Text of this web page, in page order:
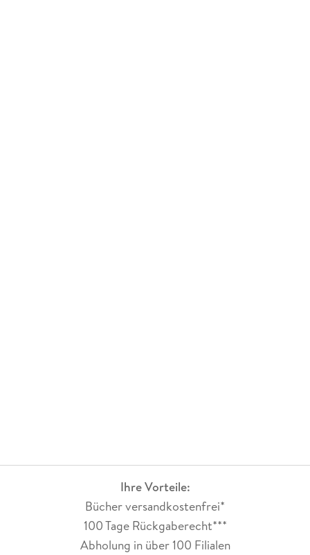
Ihre Vorteile:
Bücher versandkostenfrei*
100 Tage Rückgaberecht***
Abholung in über 100 Filialen